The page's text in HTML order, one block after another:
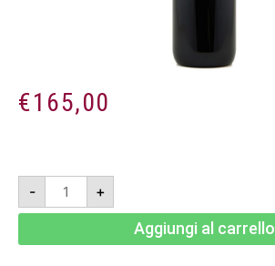
€165,00
-
Montevetrano
2006
-
IGT
+
Aggiungi al carrello